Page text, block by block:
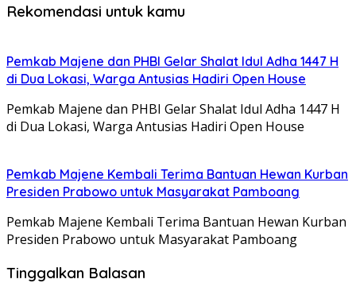
Rekomendasi untuk kamu
Pemkab Majene dan PHBI Gelar Shalat Idul Adha 1447 H
di Dua Lokasi, Warga Antusias Hadiri Open House
Pemkab Majene dan PHBI Gelar Shalat Idul Adha 1447 H
di Dua Lokasi, Warga Antusias Hadiri Open House
Pemkab Majene Kembali Terima Bantuan Hewan Kurban
Presiden Prabowo untuk Masyarakat Pamboang
Pemkab Majene Kembali Terima Bantuan Hewan Kurban
Presiden Prabowo untuk Masyarakat Pamboang
Tinggalkan Balasan